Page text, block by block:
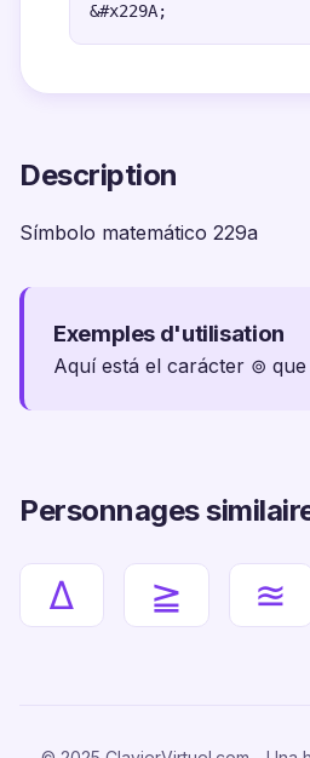
&#x229A;
Description
Símbolo matemático 229a
Exemples d'utilisation
Aquí está el carácter ⊚
Personnages
∆ ≧ ≊